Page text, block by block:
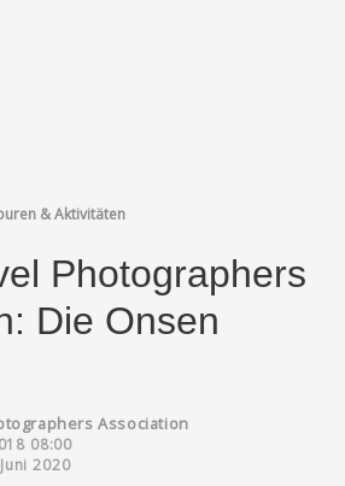
& Aktivitäten
Photographers
Die Onsen
Association
08:00
2020